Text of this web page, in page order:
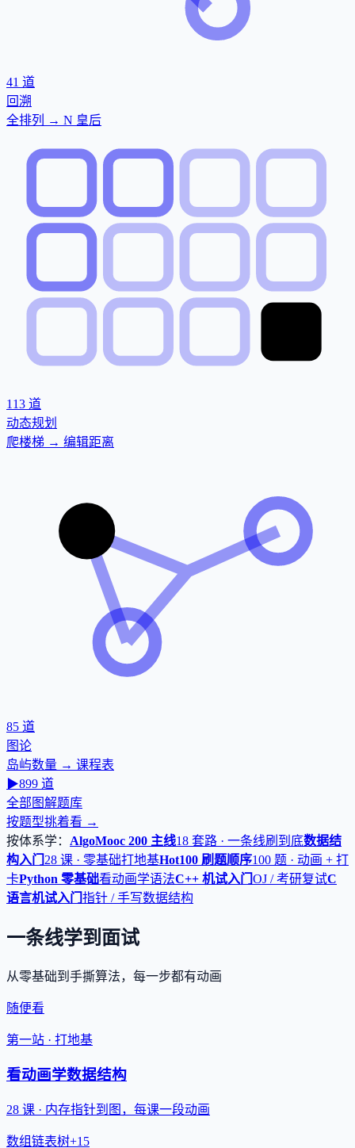
41 道
回溯
全排列 → N 皇后
113 道
动态规划
爬楼梯 → 编辑距离
85 道
图论
岛屿数量 → 课程表
▶899 道
全部图解题库
按题型挑着看 →
按体系学： AlgoMooc 200 主线18 套路 · 一条线刷到底数据结
构入门 28 课 · 零基础打地基Hot100 刷题顺序100 题 · 动画 + 打
卡Python 零基础看动画学语法C++ 机试入门 OJ / 考研复试C
语言机试入门 指针 / 手写数据结构
一条线学到面试
从零基础到手撕算法，每一步都有动画
随便看
第一站 · 打地基
看动画学数据结构
28 课 · 内存指针到图，每课一段动画
数组链表树+15